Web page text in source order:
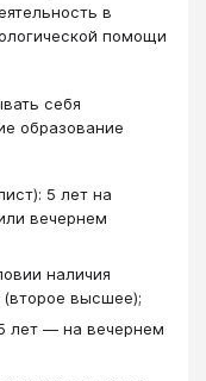
в
помощи
себя
образование
5 лет на
вечернем
наличия
(второе высшее);
лет — на вечернем